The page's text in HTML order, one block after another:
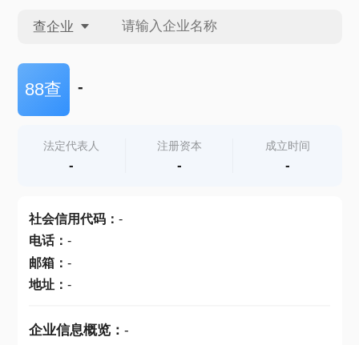
查企业
查企业
查产地
88查 -
法定代表人
-
注册资本
-
成立时间
-
社会信用代码： -
电话： -
邮箱： -
地址： -
企业信息概览： -